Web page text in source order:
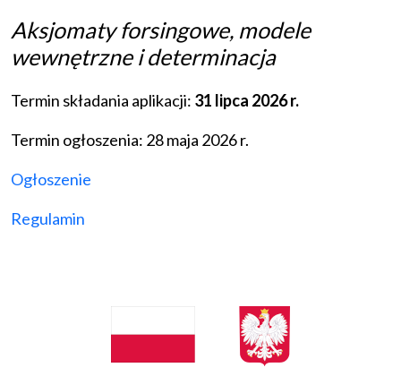
Aksjomaty forsingowe, modele
wewnętrzne i determinacja
Termin składania aplikacji: 31 lipca 2026 r.
Termin ogłoszenia: 28 maja 2026 r.
Ogłoszenie
Regulamin